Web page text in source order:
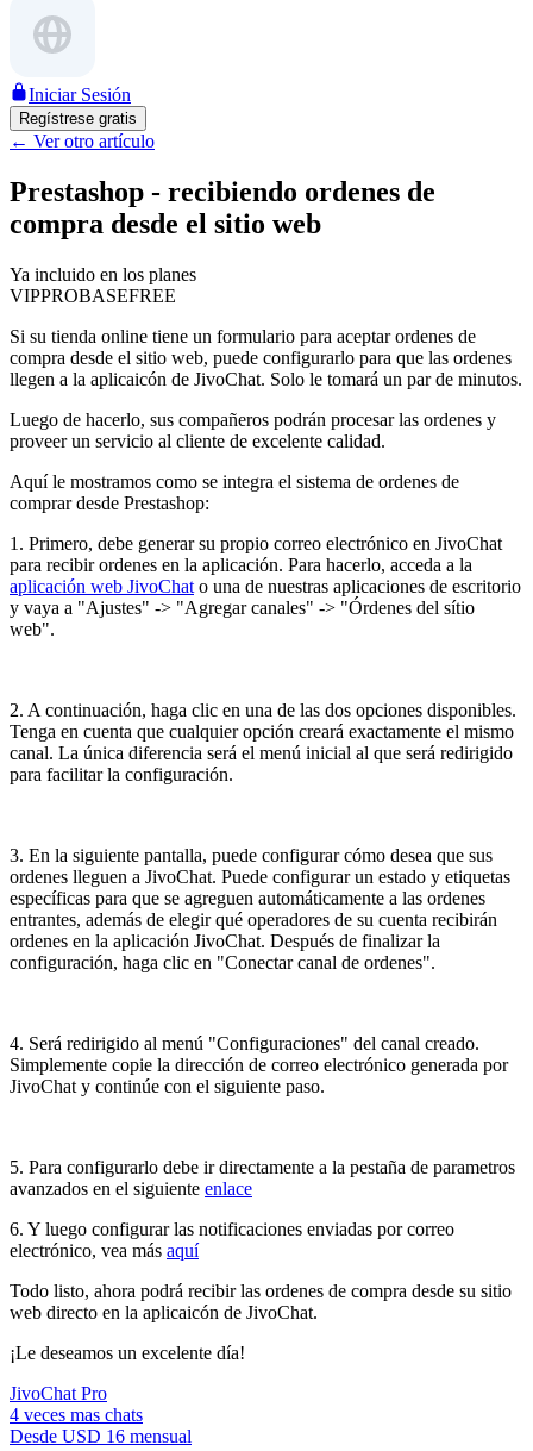
Iniciar Sesión
Regístrese gratis
← Ver otro artículo
Prestashop - recibiendo ordenes de
compra desde el sitio web
Ya incluido en los planes
VIPPROBASEFREE
Si su tienda online tiene un formulario para aceptar ordenes de
compra desde el sitio web, puede configurarlo para que las ordenes
llegen a la aplicaicón de JivoChat. Solo le tomará un par de minutos.
Luego de hacerlo, sus compañeros podrán procesar las ordenes y
proveer un servicio al cliente de excelente calidad.
Aquí le mostramos como se integra el sistema de ordenes de
comprar desde Prestashop:
1. Primero, debe generar su propio correo electrónico en JivoChat
para recibir ordenes en la aplicación. Para hacerlo, acceda a la
aplicación web JivoChat o una de nuestras aplicaciones de escritorio
y vaya a "Ajustes" -> "Agregar canales" -> "Órdenes del sítio
web".
2. A continuación, haga clic en una de las dos opciones disponibles.
Tenga en cuenta que cualquier opción creará exactamente el mismo
canal. La única diferencia será el menú inicial al que será redirigido
para facilitar la configuración.
3. En la siguiente pantalla, puede configurar cómo desea que sus
ordenes lleguen a JivoChat. Puede configurar un estado y etiquetas
específicas para que se agreguen automáticamente a las ordenes
entrantes, además de elegir qué operadores de su cuenta recibirán
ordenes en la aplicación JivoChat. Después de finalizar la
configuración, haga clic en "Conectar canal de ordenes".
4. Será redirigido al menú "Configuraciones" del canal creado.
Simplemente copie la dirección de correo electrónico generada por
JivoChat y continúe con el siguiente paso.
5. Para configurarlo debe ir directamente a la pestaña de parametros
avanzados en el siguiente enlace
6. Y luego configurar las notificaciones enviadas por correo
electrónico, vea más aquí
Todo listo, ahora podrá recibir las ordenes de compra desde su sitio
web directo en la aplicaicón de JivoChat.
¡Le deseamos un excelente día!
JivoChat Pro
4 veces mas chats
Desde USD 16 mensual